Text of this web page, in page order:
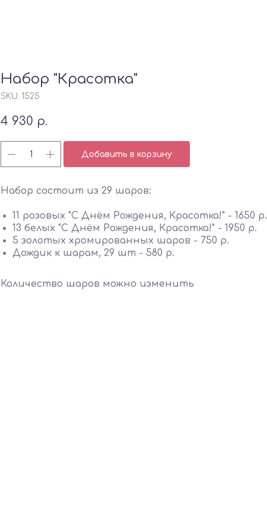
Набор "Красотка"
SKU: 1525
4 930 р.
Добавить в корзину
Набор состоит из 29 шаров:
11 розовых "С Днём Рождения, Красотка!" - 1650 р.
13 белых "С Днём Рождения, Красотка!" - 1950 р.
5 золотых хромированных шаров - 750 р.
Дождик к шарам, 29 шт - 580 р.
Количество шаров можно изменить